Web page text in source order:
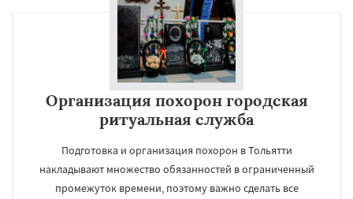
Организация похорон городская
ритуальная служба
Подготовка и организация похорон в Тольятти
накладывают множество обязанностей в ограниченный
промежуток времени, поэтому важно сделать все